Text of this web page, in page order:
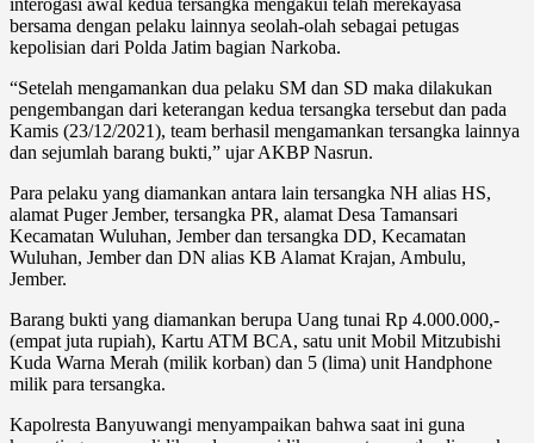
bersama dengan pelaku lainnya seolah-olah sebagai petugas
kepolisian dari Polda Jatim bagian Narkoba.
“Setelah mengamankan dua pelaku SM dan SD maka dilakukan
pengembangan dari keterangan kedua tersangka tersebut dan pada
Kamis (23/12/2021), team berhasil mengamankan tersangka lainnya
dan sejumlah barang bukti,” ujar AKBP Nasrun.
Para pelaku yang diamankan antara lain tersangka NH alias HS,
alamat Puger Jember, tersangka PR, alamat Desa Tamansari
Kecamatan Wuluhan, Jember dan tersangka DD, Kecamatan
Wuluhan, Jember dan DN alias KB Alamat Krajan, Ambulu,
Jember.
Barang bukti yang diamankan berupa Uang tunai Rp 4.000.000,-
(empat juta rupiah), Kartu ATM BCA, satu unit Mobil Mitzubishi
Kuda Warna Merah (milik korban) dan 5 (lima) unit Handphone
milik para tersangka.
Kapolresta Banyuwangi menyampaikan bahwa saat ini guna